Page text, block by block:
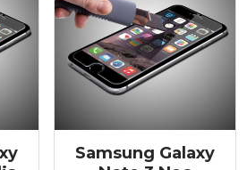
Samsung Galaxy